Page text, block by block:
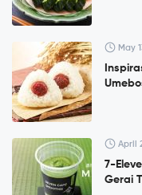
May
April
7-
Gerai